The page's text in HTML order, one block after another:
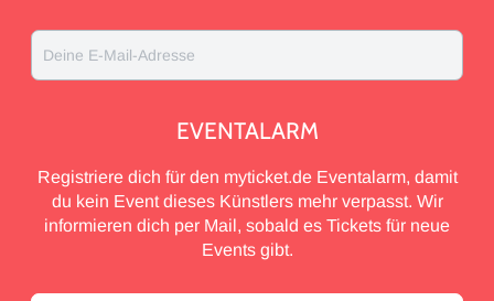
Deine E-Mail-Adresse
EVENTALARM
Registriere dich für den myticket.de Eventalarm, damit
du kein Event dieses Künstlers mehr verpasst. Wir
informieren dich per Mail, sobald es Tickets für neue
Events gibt.